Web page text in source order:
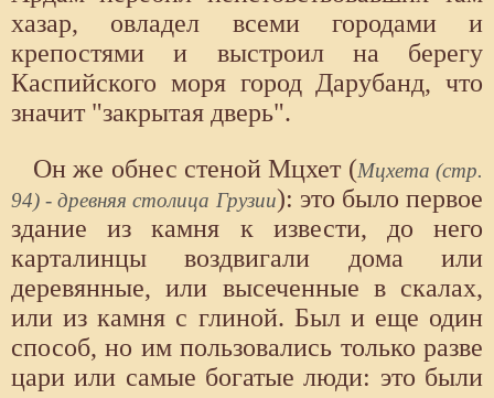
хазар, овладел всеми городами и
крепостями и выстроил на берегу
Каспийского моря город Дарубанд, что
значит "закрытая дверь".
Он же обнес стеной Мцхет (Мцхета (стр.
94) - древняя столица Грузии): это было первое
здание из камня к извести, до него
карталинцы воздвигали дома или
деревянные, или высеченные в скалах,
или из камня с глиной. Был и еще один
способ, но им пользовались только разве
цари или самые богатые люди: это были